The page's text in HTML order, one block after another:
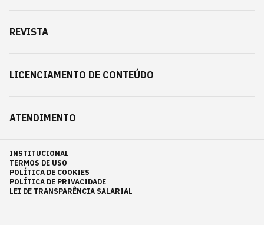
REVISTA
LICENCIAMENTO DE CONTEÚDO
ATENDIMENTO
INSTITUCIONAL
TERMOS DE USO
POLÍTICA DE COOKIES
POLÍTICA DE PRIVACIDADE
LEI DE TRANSPARÊNCIA SALARIAL